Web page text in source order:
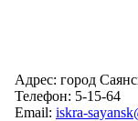
Адрес: город
Телефон: 5-15-64
Email: iskra-